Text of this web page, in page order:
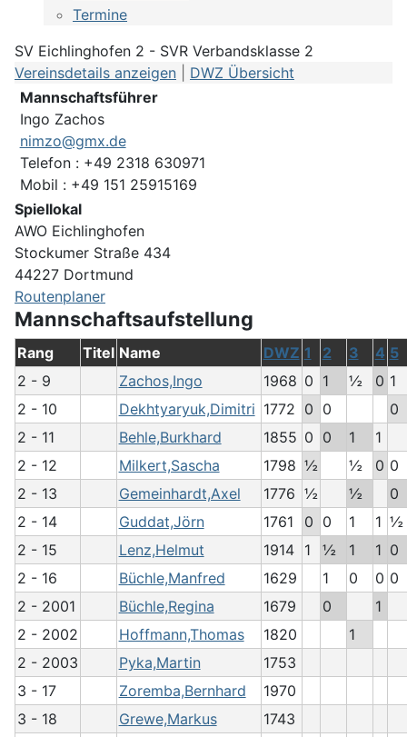
Termine
SV Eichlinghofen 2 - SVR Verbandsklasse 2
Vereinsdetails anzeigen
DWZ Übersicht
Mannschaftsführer
Ingo Zachos
nimzo@gmx.de
Telefon : +49 2318 630971
Mobil : +49 151 25915169
Spiellokal
AWO Eichlinghofen
Stockumer Straße 434
44227 Dortmund
Routenplaner
Mannschaftsaufstellung
Rang Titel Name DWZ 1 2 3 4 5
2 - 9
Zachos,Ingo 1968 0 1 ½ 0 1
2 - 10
Dekhtyaryuk,Dimitri 1772 0 0
0
2 - 11
Behle,Burkhard 1855 0 0 1
1
2 - 12
Milkert,Sascha 1798 ½ ½ 0 0
2 - 13
Gemeinhardt,Axel 1776 ½ ½
0
2 - 14
Guddat,Jörn 1761 0 0 1 1 ½
2 - 15
Lenz,Helmut 1914 1 ½ 1 1 0
2 - 16
Büchle,Manfred 1629 1 0 0 0
2 - 2001
Büchle,Regina 1679 0
1
2 - 2002
Hoffmann,Thomas 1820
1
2 - 2003
Pyka,Martin
1753
3 - 17
Zoremba,Bernhard
1970
3 - 18
Grewe,Markus
1743